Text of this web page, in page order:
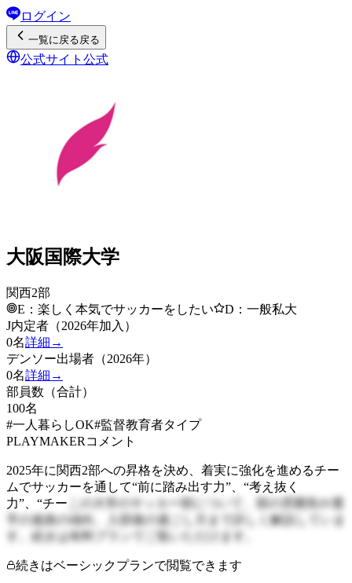
ログイン
一覧に戻る戻る
公式サイト 公式
大阪国際大学
関西2部
E：楽しく本気でサッカーをしたい
D：一般私大
J内定者（2026年加入）
0名詳細→
デンソー出場者（2026年）
0名詳細→
部員数（合計）
100名
#一人暮らしOK#監督教育者タイプ
PLAYMAKERコメント
2025年に関西2部への昇格を決め、着実に強化を進めるチー
ムでサッカーを通して“前に踏み出す力”、“考え抜く
力”、“チー この大学のサッカー部について、部の雰囲気や選
手の進路の傾向、入部後の過ごし方まで詳しく解説していま
す。続きは有料プランでご覧いただけます。
続きはベーシックプランで閲覧できます